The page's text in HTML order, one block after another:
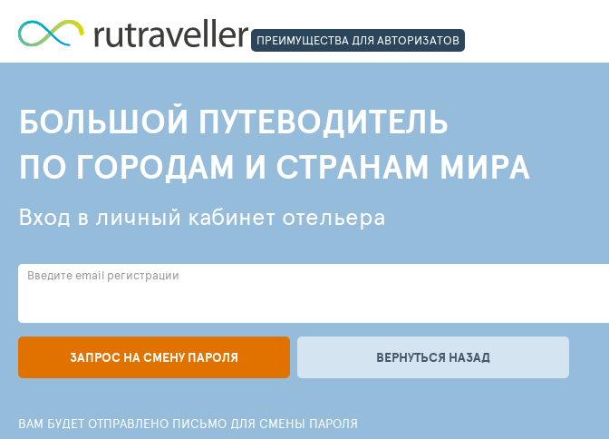
ПРЕИМУЩЕСТВА ДЛЯ АВТОРИЗАТОВ
БОЛЬШОЙ ПУТЕВОДИТЕЛЬ
ПО ГОРОДАМ И СТРАНАМ МИРА
Вход в личный кабинет отельера
Введите email регистрации
ЗАПРОС НА СМЕНУ ПАРОЛЯ ВЕРНУТЬСЯ НАЗАД
ВАМ БУДЕТ ОТПРАВЛЕНО ПИСЬМО ДЛЯ СМЕНЫ ПАРОЛЯ